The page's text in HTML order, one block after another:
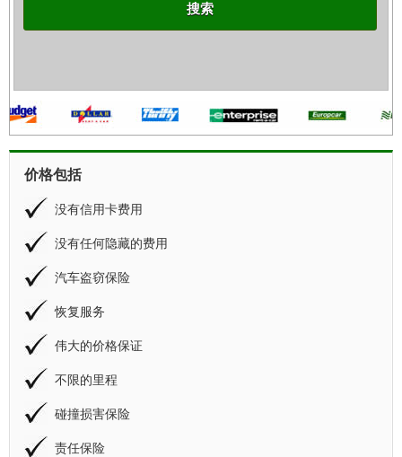
搜索
价格包括
没有信用卡费用
没有任何隐藏的费用
汽车盗窃保险
恢复服务
伟大的价格保证
不限的里程
碰撞损害保险
责任保险